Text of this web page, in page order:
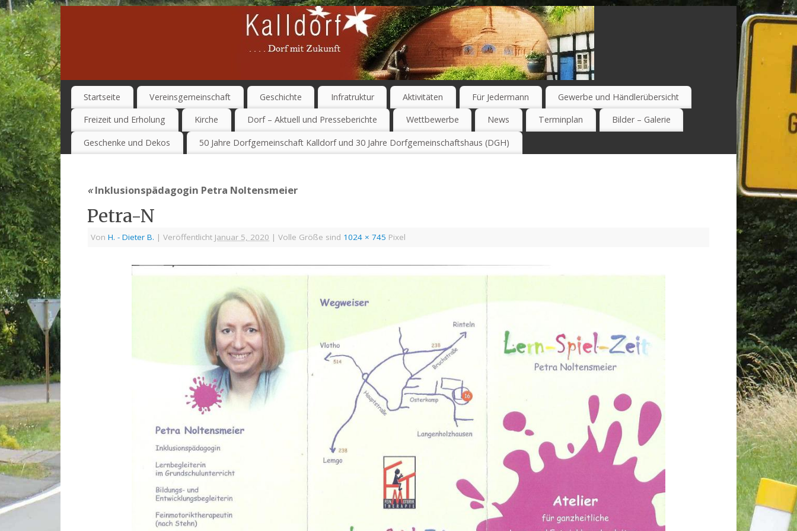
Startseite Vereinsgemeinschaft Geschichte Infratruktur Aktivitäten Für Jedermann Gewerbe und Händlerübersicht
Freizeit und Erholung Kirche Dorf – Aktuell und Presseberichte Wettbewerbe News Terminplan Bilder – Galerie
Geschenke und Dekos 50 Jahre Dorfgemeinschaft Kalldorf und 30 Jahre Dorfgemeinschaftshaus (DGH)
«Inklusionspädagogin Petra Noltensmeier
Petra-N
Von H. - Dieter B. | Veröffentlicht Januar 5, 2020 | Volle Größe sind 1024 × 745 Pixel